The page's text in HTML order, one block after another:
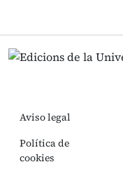
Aviso legal
Política de
cookies